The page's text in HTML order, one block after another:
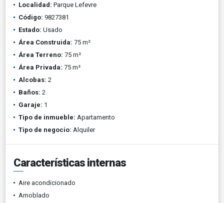
Localidad: Parque Lefevre
Código: 9827381
Estado: Usado
Área Construida: 75 m²
Área Terreno: 75 m²
Área Privada: 75 m²
Alcobas: 2
Baños: 2
Garaje: 1
Tipo de inmueble: Apartamento
Tipo de negocio: Alquiler
Características internas
Aire acondicionado
Amoblado